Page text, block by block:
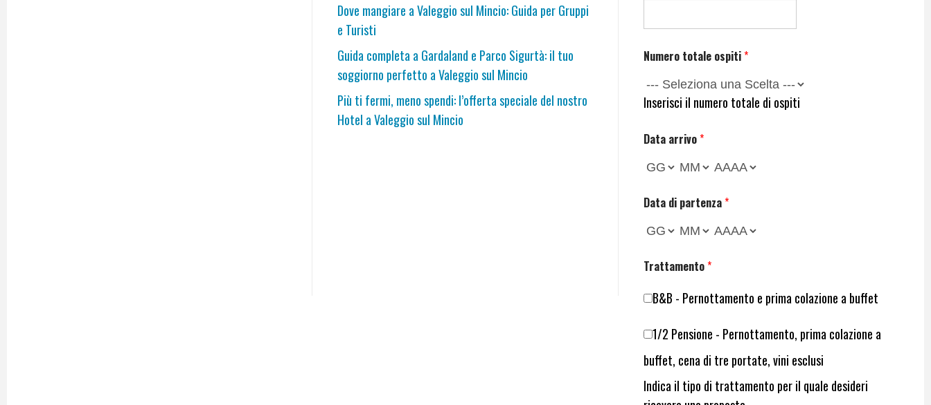
Dove mangiare a Valeggio sul Mincio: Guida per Gruppi
e Turisti
Guida completa a Gardaland e Parco Sigurtà: il tuo
soggiorno perfetto a Valeggio sul Mincio
Più ti fermi, meno spendi: l’offerta speciale del nostro
Hotel a Valeggio sul Mincio
Numero totale ospiti*
Inserisci il numero totale di ospiti
Data arrivo*
Data di partenza*
Trattamento*
B&B - Pernottamento e prima colazione a buffet
1/2 Pensione - Pernottamento, prima colazione a
buffet, cena di tre portate, vini esclusi
Indica il tipo di trattamento per il quale desideri